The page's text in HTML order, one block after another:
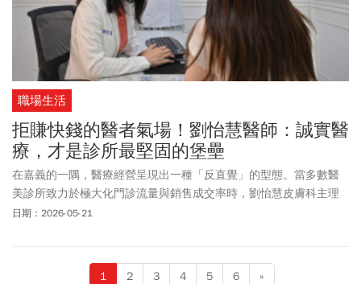
職場生活
拒賺快錢的醫者氣場！劉怡慧醫師：誠實醫
療，才是診所最堅固的堡壘
在嘉義的一隅，醫療經營呈現出一種「反直覺」的型態。當多數醫
美診所致力於極大化門診流量與銷售成交率時，劉怡慧皮膚科主理
人劉怡慧醫師卻選擇縮減個人診量、主動勸退不適合的療程需求，
出的「管理決斷」。
日期：2026-05-21
1 2 3 4 5 6 »